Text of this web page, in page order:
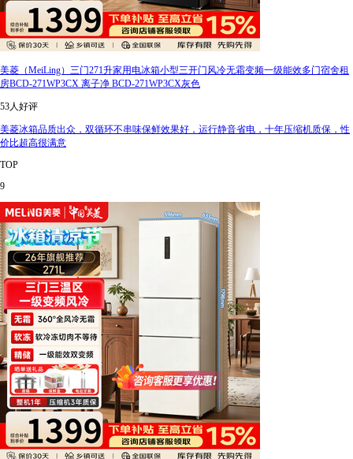
美菱（MeiLing）三门271升家用电冰箱小型三开门风冷无霜变频一级能效多门宿舍租
房BCD-271WP3CX 离子净 BCD-271WP3CX灰色
53人好评
美菱冰箱品质出众，双循环不串味保鲜效果好，运行静音省电，十年压缩机质保，性
价比超高很满意
TOP
9